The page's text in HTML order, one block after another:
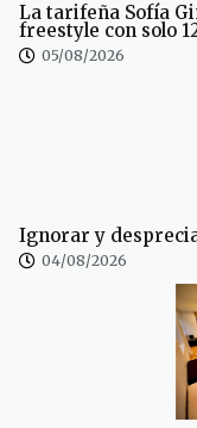
La tarifeña Sofía
freestyle con solo
05/08/2026
Ignorar y
04/08/2026